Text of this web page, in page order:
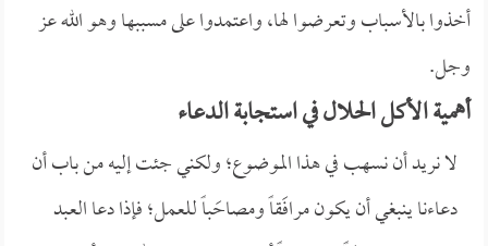
أخذوا بالأسباب وتعرضوا لها، واعتمدوا على مسببها وهو الله عز
وجل.
أهمية الأكل الحلال في استجابة الدعاء
لا نريد أن نسهب في هذا الموضوع؛ ولكني جئت إليه من باب أن
دعاءنا ينبغي أن يكون مرافَقاً ومصاحَباً للعمل؛ فإذا دعا العبد